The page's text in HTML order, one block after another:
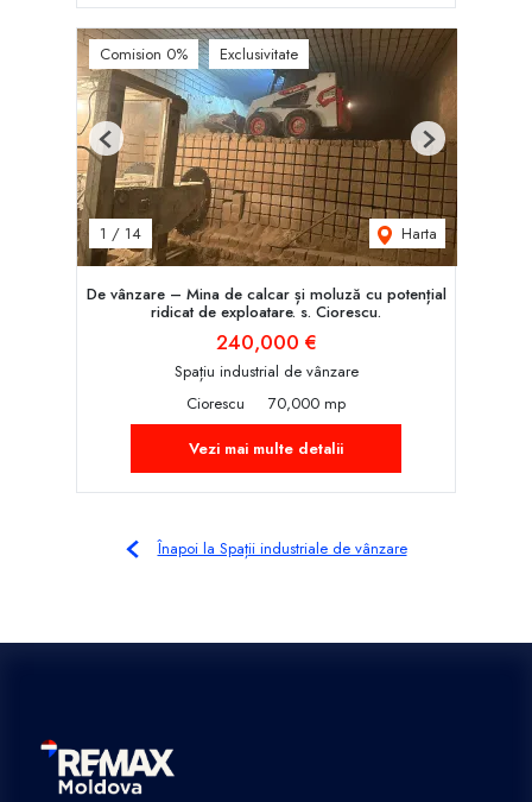
Comision 0% Exclusivitate
1 / 14 Harta
Previous Next
De vânzare – Mina de calcar și moluză cu potențial
ridicat de exploatare. s. Ciorescu.
240,000 €
Spațiu industrial de vânzare
Ciorescu
70,000 mp
Vezi mai multe detalii
Înapoi la Spații industriale de vânzare